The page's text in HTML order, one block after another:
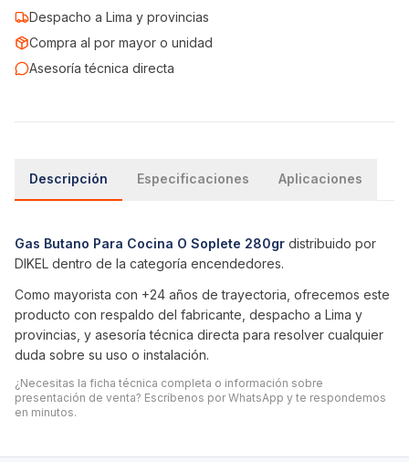
Despacho a Lima y provincias
Compra al por mayor o unidad
Asesoría técnica directa
Descripción Especificaciones Aplicaciones
Gas Butano Para Cocina O Soplete 280gr distribuido por
DIKEL dentro de la categoría encendedores.
Como mayorista con +24 años de trayectoria, ofrecemos este
producto con respaldo del fabricante, despacho a Lima y
provincias, y asesoría técnica directa para resolver cualquier
duda sobre su uso o instalación.
¿Necesitas la ficha técnica completa o información sobre
presentación de venta? Escríbenos por WhatsApp y te respondemos
en minutos.